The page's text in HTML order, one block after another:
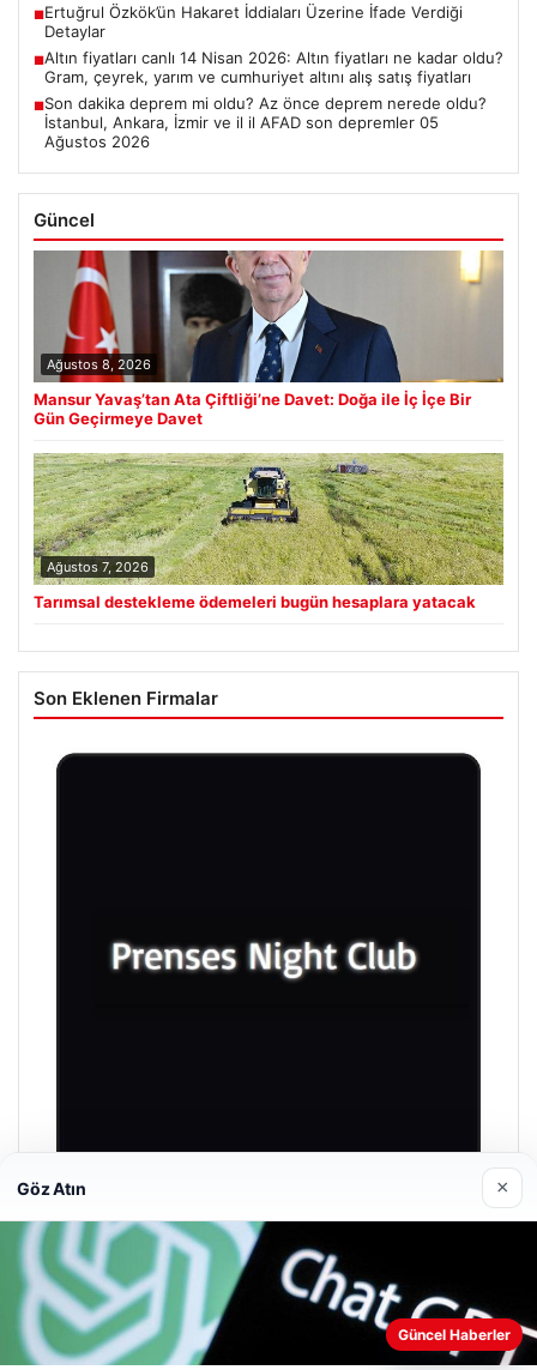
■Ertuğrul Özkök’ün Hakaret İddiaları Üzerine İfade Verdiği
Detaylar
■Altın fiyatları canlı 14 Nisan 2026: Altın fiyatları ne kadar oldu?
Gram, çeyrek, yarım ve cumhuriyet altını alış satış fiyatları
■Son dakika deprem mi oldu? Az önce deprem nerede oldu?
İstanbul, Ankara, İzmir ve il il AFAD son depremler 05
Ağustos 2026
Güncel
Ağustos 8, 2026
Mansur Yavaş’tan Ata Çiftliği’ne Davet: Doğa ile İç İçe Bir
Gün Geçirmeye Davet
Ağustos 7, 2026
Tarımsal destekleme ödemeleri bugün hesaplara yatacak
Son Eklenen Firmalar
Prenses Night Club
Nisan 29, 2026
Web sitemizi nasıl kullandığınızı daha iyi anlayabilmek,
Göz Atın ×
Güncel Haberler